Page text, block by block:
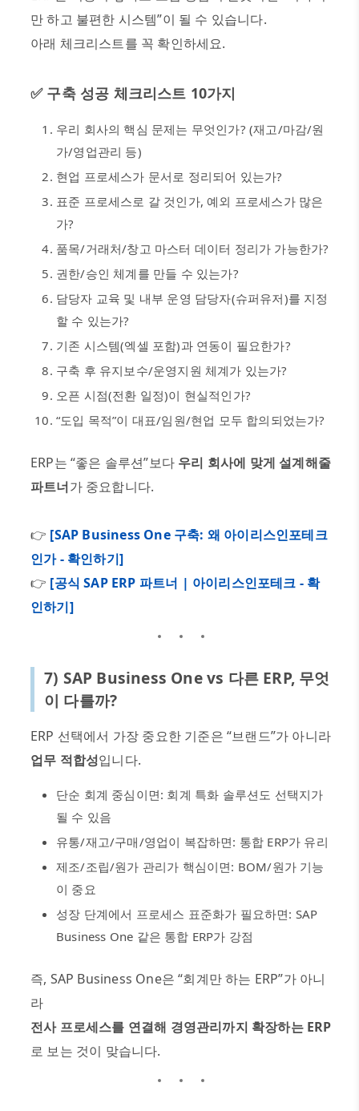
만 하고 불편한 시스템”이 될 수 있습니다.
아래 체크리스트를 꼭 확인하세요.
✅ 구축 성공 체크리스트 10가지
우리 회사의 핵심 문제는 무엇인가? (재고/마감/원
가/영업관리 등)
현업 프로세스가 문서로 정리되어 있는가?
표준 프로세스로 갈 것인가, 예외 프로세스가 많은
가?
품목/거래처/창고 마스터 데이터 정리가 가능한가?
권한/승인 체계를 만들 수 있는가?
담당자 교육 및 내부 운영 담당자(슈퍼유저)를 지정
할 수 있는가?
기존 시스템(엑셀 포함)과 연동이 필요한가?
구축 후 유지보수/운영지원 체계가 있는가?
오픈 시점(전환 일정)이 현실적인가?
“도입 목적”이 대표/임원/현업 모두 합의되었는가?
ERP는 “좋은 솔루션”보다 우리 회사에 맞게 설계해줄
파트너가 중요합니다.
👉 [SAP Business One 구축: 왜 아이리스인포테크
인가 - 확인하기]
👉 [공식 SAP ERP 파트너 | 아이리스인포테크 - 확
인하기]
7) SAP Business One vs 다른 ERP, 무엇
이 다를까?
ERP 선택에서 가장 중요한 기준은 “브랜드”가 아니라
업무 적합성입니다.
단순 회계 중심이면: 회계 특화 솔루션도 선택지가
될 수 있음
유통/재고/구매/영업이 복잡하면: 통합 ERP가 유리
제조/조립/원가 관리가 핵심이면: BOM/원가 기능
이 중요
성장 단계에서 프로세스 표준화가 필요하면: SAP
Business One 같은 통합 ERP가 강점
즉, SAP Business One은 “회계만 하는 ERP”가 아니
라
전사 프로세스를 연결해 경영관리까지 확장하는ERP
로 보는 것이 맞습니다.